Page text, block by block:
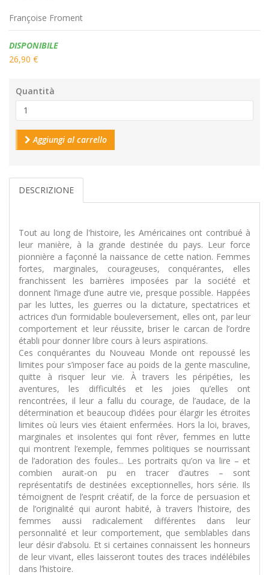
Françoise Froment
Disponibilità:
DISPONIBILE
26,90 €
Quantità
Aggiungi al carrello
DESCRIZIONE
Tout au long de l'histoire, les Américaines ont contribué à
leur manière, à la grande destinée du pays. Leur force
pionnière a façonné la naissance de cette nation. Femmes
fortes, marginales, courageuses, conquérantes, elles
franchissent les barrières imposées par la société et
donnent l’image d’une autre vie, presque possible. Happées
par les luttes, les guerres ou la dictature, spectatrices et
actrices d’un formidable bouleversement, elles ont, par leur
comportement et leur réussite, briser le carcan de l’ordre
établi pour donner libre cours à leurs aspirations.
Ces conquérantes du Nouveau Monde ont repoussé les
limites pour s’imposer face au poids de la gente masculine,
quitte à risquer leur vie. À travers les péripéties, les
aventures, les difficultés et les joies qu’elles ont
rencontrées, il leur a fallu du courage, de l’audace, de la
détermination et beaucoup d’idées pour élargir les étroites
limites où leurs vies étaient enfermées. Hors la loi, braves,
marginales et insolentes qui font rêver, femmes en lutte
qui montrent l’exemple, femmes politiques se nourrissant
de l’adoration des foules... Les portraits qu’on va lire – et
combien aurait-on pu en tracer d’autres – sont
représentatifs de destinées exceptionnelles, hors série. Ils
témoignent de l’esprit créatif, de la force de persuasion et
de l’originalité qui auront habité, à travers l’histoire, des
femmes aussi radicalement différentes dans leur
personnalité et leur comportement, que semblables dans
leur désir d’absolu. Et si certaines connaissent les honneurs
de leur vivant, elles laisseront toutes des traces indélébiles
dans l’histoire.